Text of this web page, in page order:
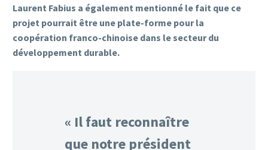
Laurent Fabius a également mentionné le fait que ce
projet pourrait être une plate-forme pour la
coopération franco-chinoise dans le secteur du
développement durable.
« Il faut reconnaître
que notre président